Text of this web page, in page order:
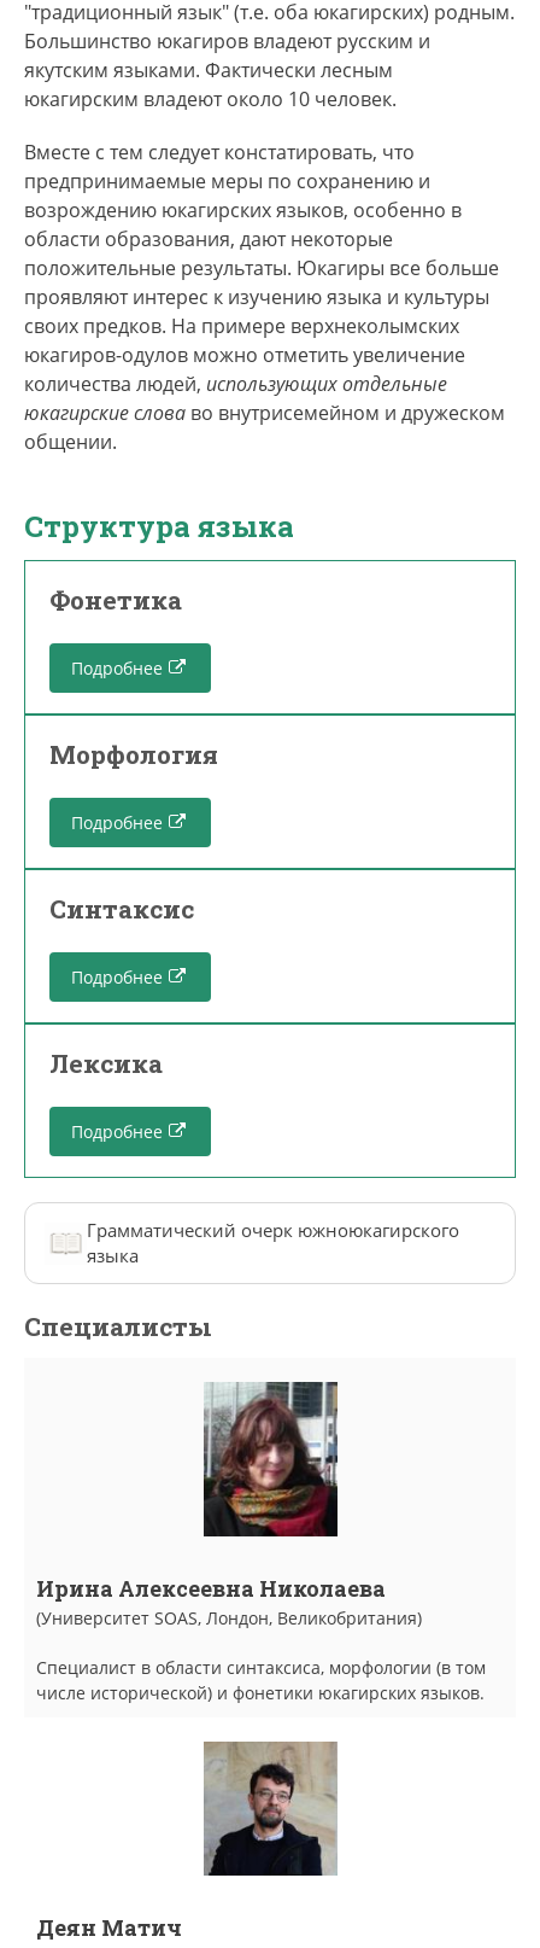
"традиционный язык" (т.е. оба юкагирских) родным.
Большинство юкагиров владеют русским и
якутским языками. Фактически лесным
юкагирским владеют около 10 человек.
Вместе с тем следует констатировать, что
предпринимаемые меры по сохранению и
возрождению юкагирских языков, особенно в
области образования, дают некоторые
положительные результаты. Юкагиры все больше
проявляют интерес к изучению языка и культуры
своих предков. На примере верхнеколымских
юкагиров-одулов можно отметить увеличение
количества людей, использующих отдельные
юкагирские слова во внутрисемейном и дружеском
общении.
Структура языка
Фонетика
Подробнее
Морфология
Подробнее
Синтаксис
Подробнее
Лексика
Подробнее
Грамматический очерк южноюкагирского
языка
Специалисты
Ирина Алексеевна Николаева
(Университет SOAS, Лондон, Великобритания)
Специалист в области синтаксиса, морфологии (в том
числе исторической) и фонетики юкагирских языков.
Деян Матич